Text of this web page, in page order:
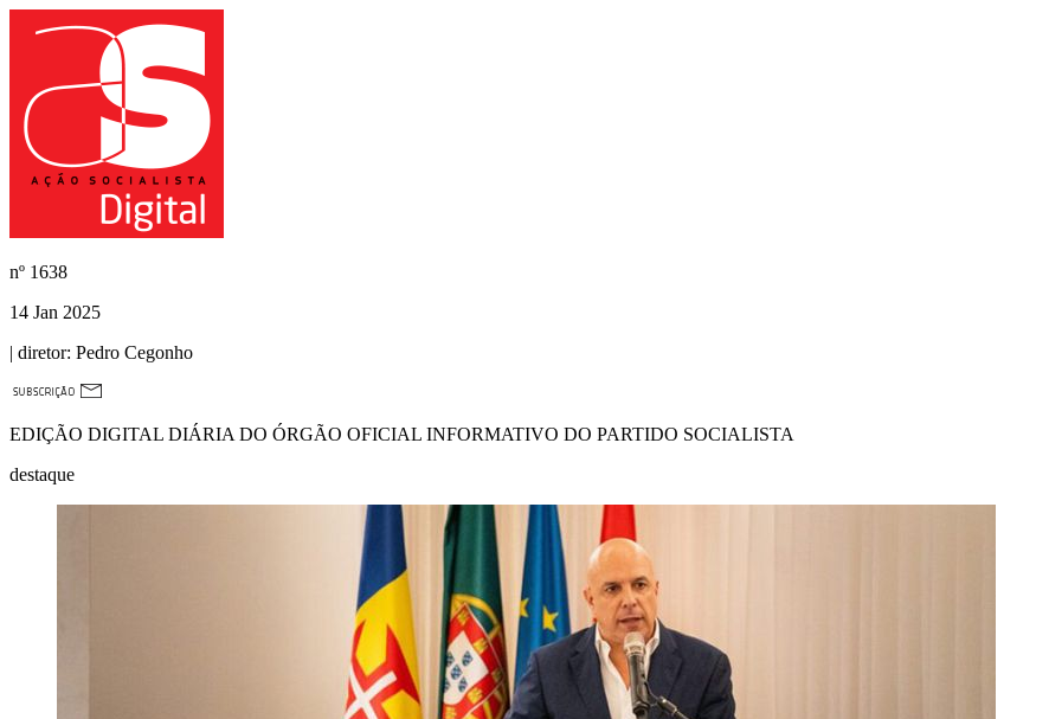
nº 1638
14 Jan 2025
| diretor: Pedro Cegonho
EDIÇÃO DIGITAL DIÁRIA DO ÓRGÃO OFICIAL INFORMATIVO DO PARTIDO SOCIALISTA
destaque